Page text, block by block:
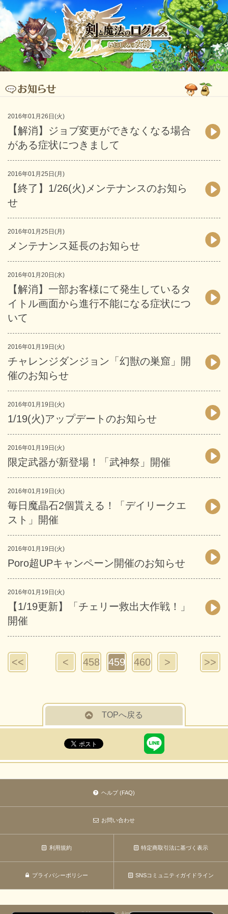
2016年01月26日(火)
【解消】ジョブ変更ができなくなる場合
がある症状につきまして
2016年01月25日(月)
【終了】1/26(火)メンテナンスのお知ら
せ
2016年01月25日(月)
メンテナンス延長のお知らせ
2016年01月20日(水)
【解消】一部お客様にて発生しているタ
イトル画面から進行不能になる症状につ
いて
2016年01月19日(火)
チャレンジダンジョン「幻獣の巣窟」開
催のお知らせ
2016年01月19日(火)
1/19(火)アップデートのお知らせ
2016年01月19日(火)
限定武器が新登場！「武神祭」開催
2016年01月19日(火)
毎日魔晶石2個貰える！「デイリークエ
スト」開催
2016年01月19日(火)
Poro超UPキャンペーン開催のお知らせ
2016年01月19日(火)
【1/19更新】「チェリー救出大作戦！」
開催
<< < 458 459 460 > >>
TOPへ戻る
ヘルプ (FAQ)
お問い合わせ
利用規約 特定商取引法に基づく表示
プライバシーポリシー SNSコミュニティガイドライン